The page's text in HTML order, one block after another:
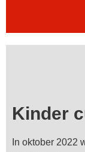
Kinder
In oktober 2022